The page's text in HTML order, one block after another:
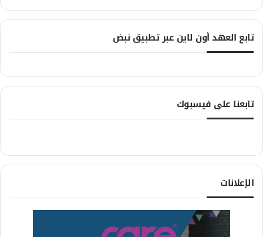
تابع العهد أون لاين عبر تطبيق نبض
تابعنا على فيسبوك
الإعلانات